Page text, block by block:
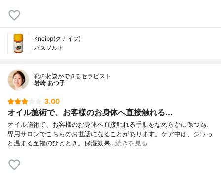
Kneipp(クナイプ)
バスソルト
靴の相談ができるセラピスト
岩崎 あつ子
3.00
オイル施術で、お客様のお身体へ直接触れる...
オイル施術で、お客様のお身体へ直接触れる手肌をなめらかに保つ為、
専用サロンでこちらのお世話になることがあります。ケア中は、ジワっ
と温まる至福のひととき。保湿効果…続きを見る